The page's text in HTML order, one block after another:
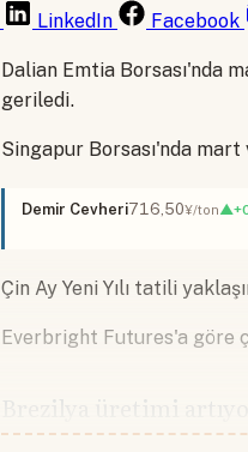
LinkedIn Facebook
Dalian Emtia Borsası'nda
geriledi.
Singapur Borsası'nda
Demir Cevheri716,50¥/ton
Çin Ay Yeni Yılı tatili
Everbright Futures'a göre
Brezilya üretimi artıyor